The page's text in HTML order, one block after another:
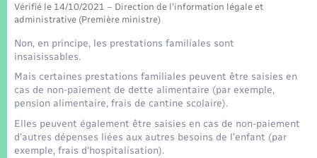
Voirie et espace public
Vérifié le 14/10/2021 – Direction de l'information légale et
administrative (Première ministre)
Non, en principe, les prestations familiales sont
insaisissables.
Mais certaines prestations familiales peuvent être saisies en
cas de non-paiement de dette alimentaire (par exemple,
pension alimentaire, frais de cantine scolaire).
Elles peuvent également être saisies en cas de non-paiement
d'autres dépenses liées aux autres besoins de l'enfant (par
exemple, frais d'hospitalisation).